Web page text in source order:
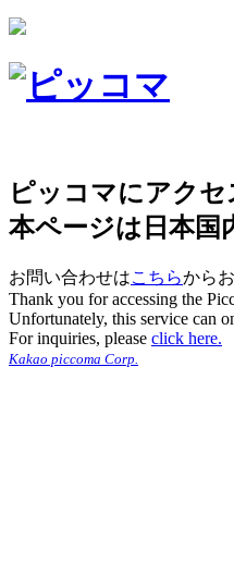
ピッコマにアク
本ページは日本国
お問い合わせはこちらから
Thank you for accessing the
Unfortunately, this service can
For inquiries, please click here.
Kakao piccoma Corp.